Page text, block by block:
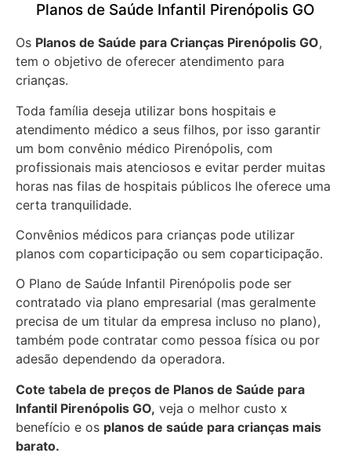
Planos de Saúde Infantil Pirenópolis GO
Os Planos de Saúde para Crianças Pirenópolis GO,
tem o objetivo de oferecer atendimento para
crianças.
Toda família deseja utilizar bons hospitais e
atendimento médico a seus filhos, por isso garantir
um bom convênio médico Pirenópolis, com
profissionais mais atenciosos e evitar perder muitas
horas nas filas de hospitais públicos lhe oferece uma
certa tranquilidade.
Convênios médicos para crianças pode utilizar
planos com coparticipação ou sem coparticipação.
O Plano de Saúde Infantil Pirenópolis pode ser
contratado via plano empresarial (mas geralmente
precisa de um titular da empresa incluso no plano),
também pode contratar como pessoa física ou por
adesão dependendo da operadora.
Cote tabela de preços de Planos de Saúde para
Infantil Pirenópolis GO, veja o melhor custo x
benefício e os planos de saúde para crianças mais
barato.